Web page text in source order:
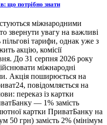
що потрібно знати
міжнародними
звернути увагу на важливі
тарифи, однак уже з
акцію, комісії
До 31 серпня 2026 року
міжнародні
Акція поширюється на
повідомляється на
переказ із картки
— 1% замість
картки ПриватБанку на
50 грн) замість 2% (мінімум